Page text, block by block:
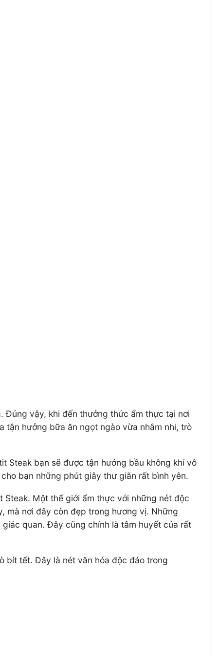
Đúng vậy, khi đến thưởng thức ẩm thực tại nơi
tận hưởng bữa ăn ngọt ngào vừa nhâm nhi, trò
Steak bạn sẽ được tận hưởng bầu không khí vô
bạn những phút giây thư giãn rất bình yên.
Steak. Một thế giới ẩm thực với những nét độc
mà nơi đây còn đẹp trong hương vị. Những
quan. Đây cũng chính là tâm huyết của rất
bít tết. Đây là nét văn hóa độc đáo trong